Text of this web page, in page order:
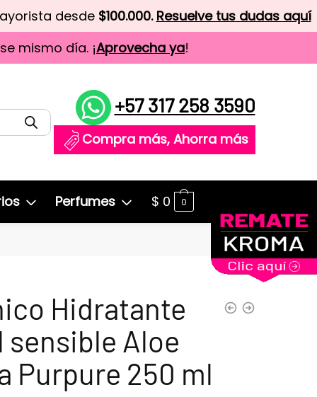
desde $100.000. Resuelve tus dudas aquí
mismo día. ¡Aprovecha ya!
+57 317 258 3590
Compra más, Ahorra más
Perfumes $ 0 0
Hidratante
sensible Aloe
Purpure 250 ml